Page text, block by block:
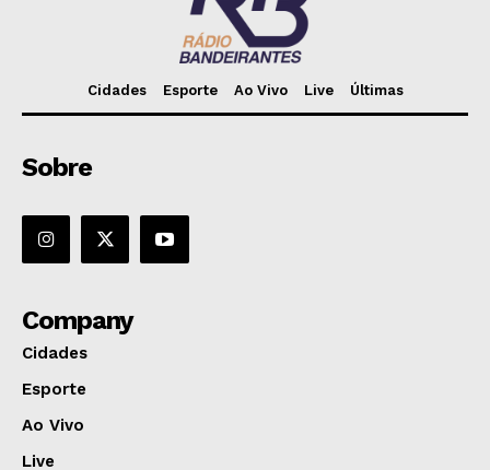
Cidades Esporte Ao Vivo Live Últimas
Sobre
Company
Cidades
Esporte
Ao Vivo
Live